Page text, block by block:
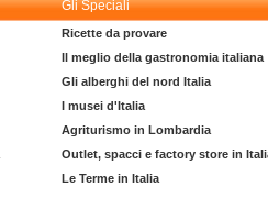
Gli Speciali
Ricette da provare
Il meglio della gastronomia italiana
Gli alberghi del nord Italia
I musei d'Italia
Agriturismo in Lombardia
Outlet, spacci e factory store in
Le Terme in Italia